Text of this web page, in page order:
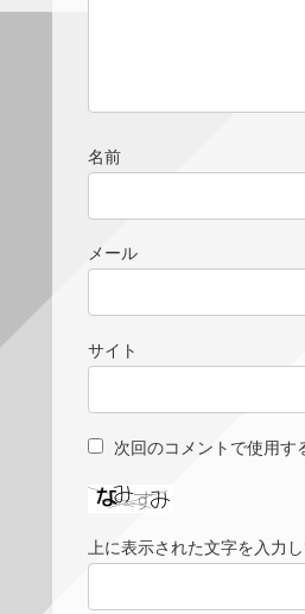
名前
メール
サイト
次回のコメントで使用す
上に表示された文字を入力し